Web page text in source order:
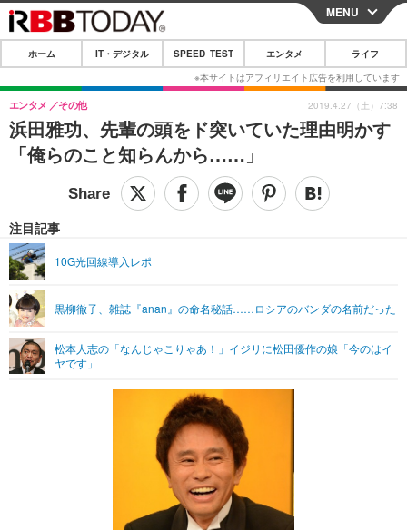
CLOSE
ホーム
IT・デジタル
IT・デジタルTOP スマートフォン
ショッピング その他
SPEED TEST
エンタメTOP 映画・ドラマ
グラビア ブログ
ショッピング その他
ライフTOP
リリース一覧
プッシュ通知の停止方法
MENU
ホーム IT・デジタル SPEED TEST エンタメ ライフ
浜田雅功、先輩の頭をド突いていた理由明かす
「俺らのこと知らんから……」
エンタメ その他
注目記事
10G光回線導入レポ
黒柳徹子、雑誌『anan』の命名秘話……ロシアのバンダの名前だった
松本人志の「なんじゃこりゃあ！」イジリに松田優作の娘「今のはイ
ヤです」
2019.4.27（土）7:38